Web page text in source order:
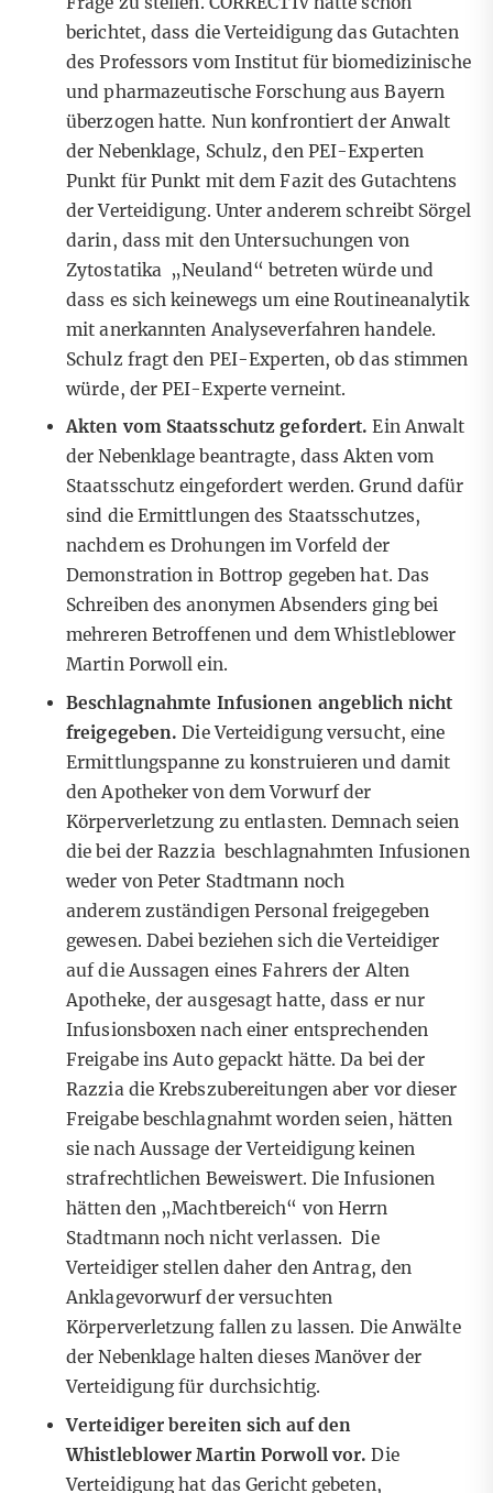
berichtet, dass die Verteidigung das Gutachten
des Professors vom Institut für biomedizinische
und pharmazeutische Forschung aus Bayern
überzogen hatte. Nun konfrontiert der Anwalt
der Nebenklage, Schulz, den PEI-Experten
Punkt für Punkt mit dem Fazit des Gutachtens
der Verteidigung. Unter anderem schreibt Sörgel
darin, dass mit den Untersuchungen von
Zytostatika „Neuland“ betreten würde und
dass es sich keinewegs um eine Routineanalytik
mit anerkannten Analyseverfahren handele.
Schulz fragt den PEI-Experten, ob das stimmen
würde, der PEI-Experte verneint.
Akten vom Staatsschutz gefordert. Ein Anwalt
der Nebenklage beantragte, dass Akten vom
Staatsschutz eingefordert werden. Grund dafür
sind die Ermittlungen des Staatsschutzes,
nachdem es Drohungen im Vorfeld der
Demonstration in Bottrop gegeben hat. Das
Schreiben des anonymen Absenders ging bei
mehreren Betroffenen und dem Whistleblower
Martin Porwoll ein.
Beschlagnahmte Infusionen angeblich nicht
freigegeben. Die Verteidigung versucht, eine
Ermittlungspanne zu konstruieren und damit
den Apotheker von dem Vorwurf der
Körperverletzung zu entlasten. Demnach seien
die bei der Razzia beschlagnahmten Infusionen
weder von Peter Stadtmann noch
anderem zuständigen Personal freigegeben
gewesen. Dabei beziehen sich die Verteidiger
auf die Aussagen eines Fahrers der Alten
Apotheke, der ausgesagt hatte, dass er nur
Infusionsboxen nach einer entsprechenden
Freigabe ins Auto gepackt hätte. Da bei der
Razzia die Krebszubereitungen aber vor dieser
Freigabe beschlagnahmt worden seien, hätten
sie nach Aussage der Verteidigung keinen
strafrechtlichen Beweiswert. Die Infusionen
hätten den „Machtbereich“ von Herrn
Stadtmann noch nicht verlassen. Die
Verteidiger stellen daher den Antrag, den
Anklagevorwurf der versuchten
Körperverletzung fallen zu lassen. Die Anwälte
der Nebenklage halten dieses Manöver der
Verteidigung für durchsichtig.
Verteidiger bereiten sich auf den
Whistleblower Martin Porwoll vor. Die
Verteidigung hat das Gericht gebeten,